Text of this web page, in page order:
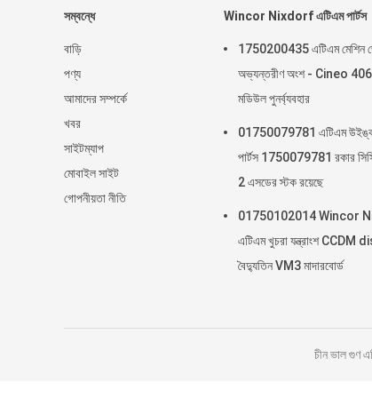
সম্বন্ধে
বাড়ি
পণ্য
আমাদের সম্পর্কে
খবর
সাইটম্যাপ
মোবাইল সাইট
গোপনীয়তা নীতি
Wincor Nixdorf এটিএম পার্টস
1750200435 এটিএম মেশিন
অভ্যন্তরীণ অংশ - Cineo
মডিউল পুনর্ব্যবহার
01750079781 এটিএম উইঙ্কর
পার্টস 1750079781 রকার
2 এসডের স্টক রয়েছে
01750102014 Wincor
এটিএম খুচরা যন্ত্রাংশ
বৈদ্যুতিন VM3 মাদারবোর্ড
চীন ভাল গুণ